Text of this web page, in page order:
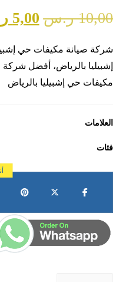
10,00 ر.س 5,00
شركة صيانة مكيفات حي
إشبيليا بالرياض، أفضل
مكيفات حي إشبيليا بالرياض
العلامات
فئات